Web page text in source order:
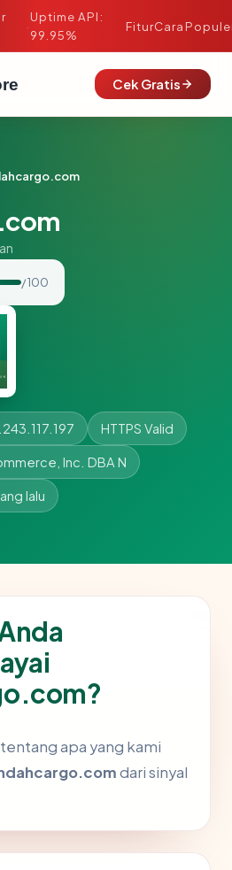
·
Uptime API:
99.95%
FiturCara
Cek Gratis
/ 100
HTTPS Valid
Inc. DBA N
lalu
apa yang kami
dari sinyal